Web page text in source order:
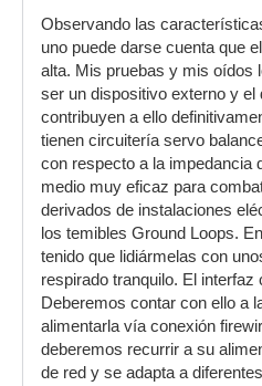
Observando las
uno puede darse cuenta que
alta. Mis pruebas y mis oídos
ser un dispositivo externo y el
contribuyen a ello
tienen circuitería servo
con respecto a la impedancia
medio muy eficaz para
derivados de instalaciones
los temibles Ground Loops.
tenido que lidiármelas con
respirado tranquilo. El
Deberemos contar con ello a
alimentarla vía conexión
deberemos recurrir a su
de red y se adapta a